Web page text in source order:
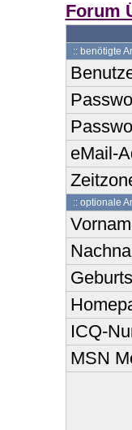
Forum
:: benötigte
eMail-
:: optionale
ICQ-
MSN